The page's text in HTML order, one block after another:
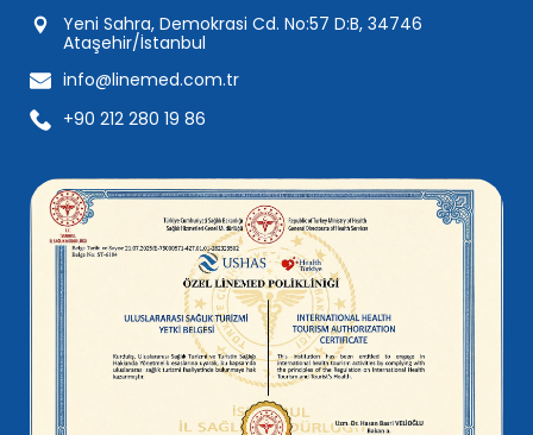
Yeni Sahra, Demokrasi Cd. No:57 D:B, 34746
Ataşehir/İstanbul
info@linemed.com.tr
+90 212 280 19 86